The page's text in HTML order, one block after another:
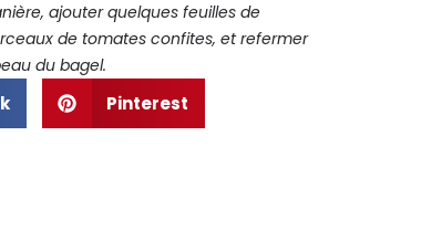
ajouter quelques feuilles de
de tomates confites, etrefermer
du bagel.
Pinterest